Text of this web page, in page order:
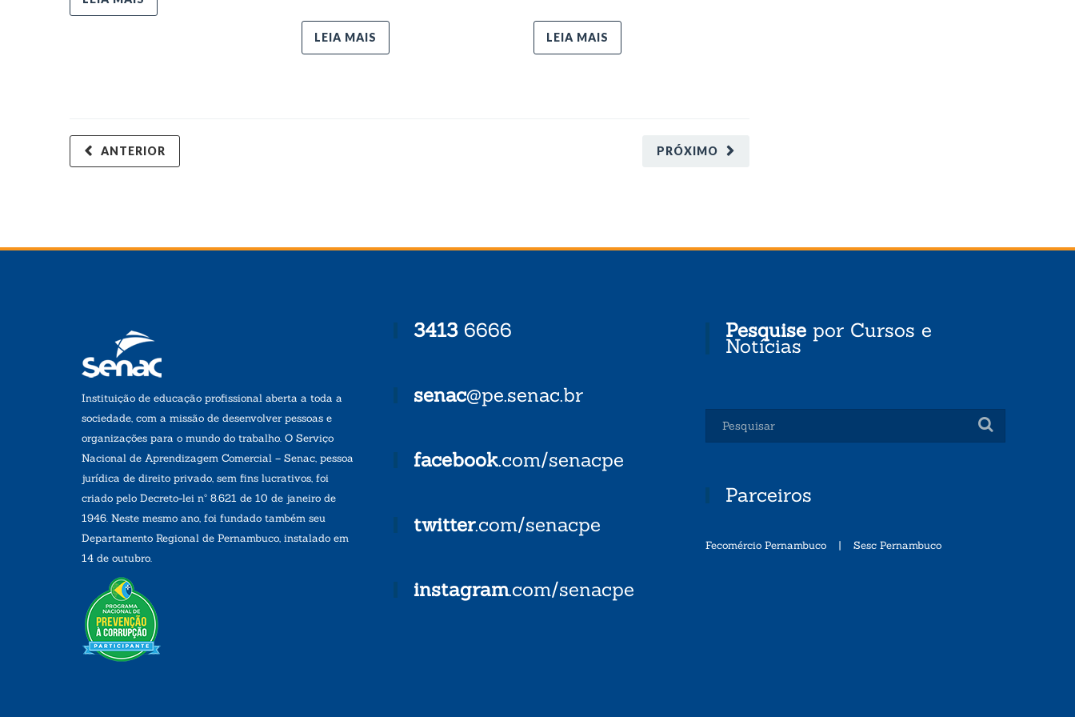
LEIA MAIS LEIA MAIS
PRÓXIMO
ANTERIOR
Instituição de educação profissional aberta a toda a
sociedade, com a missão de desenvolver pessoas e
organizações para o mundo do trabalho. O Serviço
Nacional de Aprendizagem Comercial – Senac, pessoa
jurídica de direito privado, sem fins lucrativos, foi
criado pelo Decreto-lei nº 8.621 de 10 de janeiro de
1946. Neste mesmo ano, foi fundado também seu
Departamento Regional de Pernambuco, instalado em
14 de outubro.
34136666
senac@pe.senac.br
facebook.com/senacpe
twitter.com/senacpe
instagram.com/senacpe
Pesquise por Cursos e
Notícias
Parceiros
Fecomércio Pernambuco | Sesc Pernambuco